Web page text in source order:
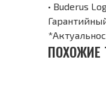
• Buderus